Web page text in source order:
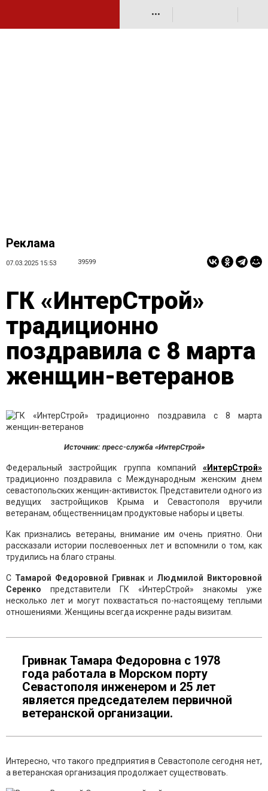
•••
Реклама
07.03.2025 15:53 39599
ГК «ИнтерСтрой»
традиционно
поздравила с 8 марта
женщин-ветеранов
Источник: пресс-служба «ИнтерСтрой»
Федеральный застройщик группа компаний «ИнтерСтрой»
традиционно поздравила с Международным женским днем
севастопольских женщин-активисток. Представители одного из
ведущих застройщиков Крыма и Севастополя вручили
ветеранам, общественницам продуктовые наборы и цветы.
Как признались ветераны, внимание им очень приятно. Они
рассказали истории послевоенных лет и вспомнили о том, как
трудились на благо страны.
С Тамарой Федоровной Гривнак и Людмилой Викторовной
Серенко представители ГК «ИнтерСтрой» знакомы уже
несколько лет и могут похвастаться по-настоящему теплыми
отношениями. Женщины всегда искренне рады визитам.
Гривнак Тамара Федоровна с 1978
года работала в Морском порту
Севастополя инженером и 25 лет
является председателем первичной
ветеранской организации.
Интересно, что такого предприятия в Севастополе сегодня нет,
а ветеранская организация продолжает существовать.